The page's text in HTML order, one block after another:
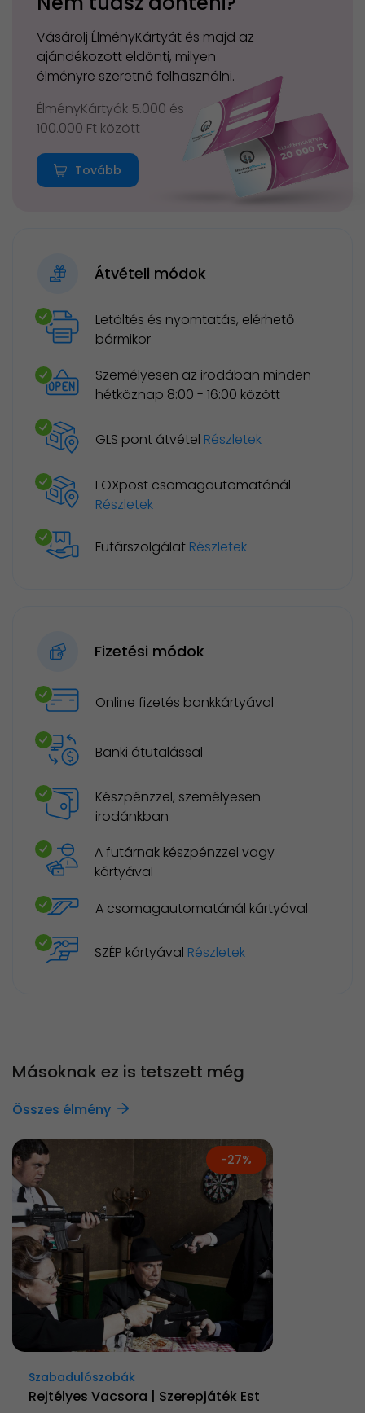
Vásárolj ÉlményKártyát és majd az
ajándékozott eldönti, milyen
élményre szeretné felhasználni.
ÉlményKártyák 5.000 és
100.000 Ft között
Tovább
Átvételi módok
Letöltés és nyomtatás, elérhető
bármikor
Személyesen az irodában minden
hétköznap 8:00 - 16:00 között
GLS pont átvétel Részletek
FOXpost csomagautomatánál
Részletek
Futárszolgálat Részletek
Fizetési módok
Online fizetés bankkártyával
Banki átutalással
Készpénzzel, személyesen
irodánkban
A futárnak készpénzzel vagy
kártyával
A csomagautomatánál kártyával
SZÉP kártyával Részletek
Másoknak ez is tetszett még
Összes élmény
-27%
Szabadulószobák
Rejtélyes Vacsora | Szerepjáték Est